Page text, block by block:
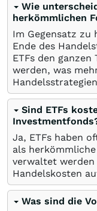
Wie
herkömmlichen
Im Gegensatz zu
Ende des
ETFs den
werden, was
Sind ETFs
Ja, ETFs haben
als
verwaltet
Handelskosten
Was sind die